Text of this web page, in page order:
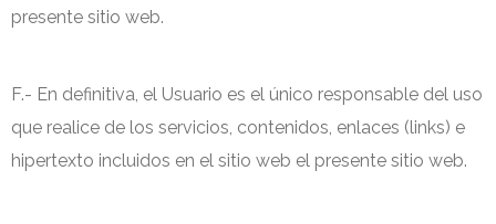
presente sitio web.
F.- En definitiva, el Usuario es el único responsable del uso
que realice de los servicios, contenidos, enlaces (links) e
hipertexto incluidos en el sitio web el presente sitio web.